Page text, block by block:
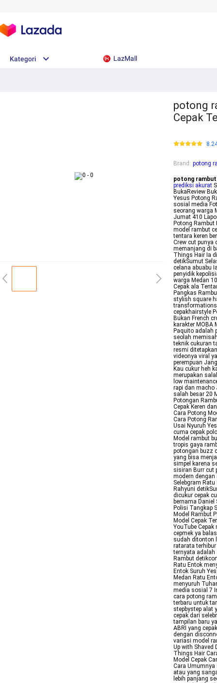
Kategori LazMall
potong
Cepak
Brand : potong
potong
prediksi akurat
BukaReview
Yesus Potong
sosial media
seorang warga
Jumat 410
Potong Rambut
model rambut
tentara keren
Crew cut punya
memanjang di
Things Hair Ia
detikSumut
celana abuabu
penyidik
warga Medan
Cepak ala
Pangkas
stylish square
cepakhairstyle
Bukan French
karakter MOBA
Paquito adalah
seolah
teknik cukuran
resmi
videonya viral
perempuan
Kau cukur heh
merupakan
low
rapi dan macho
salah besar 20
Potongan
Cepak Keren
Cara Potong
Cara Potong
Usai Nyuruh
cuma cepak
Model rambut
tropis gaya
potongan buzz
yang bisa
simpel karena
sisiran Burr cut
modern dengan
Selebgram
Rahyuni
dicukur cepak
bernama
Polisi Tangkap
Model Rambut
Model Cepak
YouTube
cepmek ya
sudah ditonton
ratarata
ternyata adalah
Rambut
Ratu Entok
Entok Suruh
Medan Ratu
menyuruh
media sosial 7
cara potong
terbaru untuk
stepbystep alat
cepak dari
tampilan baru
ABRI yang
dengan
variasi model
Up with Shaved
Things Hair
Model Cepak
Cara Umumnya
atau yang
lebih panjang